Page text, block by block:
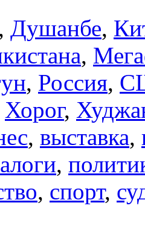
, Душанбе,
,
, Россия,
Хорог,
, выставка,
,
, спорт,